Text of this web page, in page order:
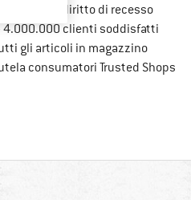
100 giorni di diritto di recessoVai
4.000.000 clienti soddisfatti
gli articoli in magazzino
consumatori Trusted Shops